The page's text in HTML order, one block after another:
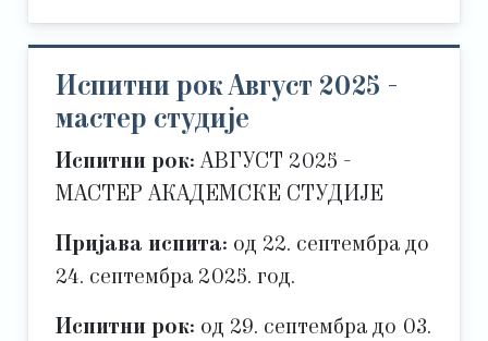
Испитни рок Август 2025 -
мастер студије
Испитни рок: АВГУСТ 2025 -
МАСТЕР АКАДЕМСКЕ СТУДИЈЕ
Пријава испита: од 22. септембра до
24. септембра 2025. год.
Испитни рок: од 29. септембра до 03.